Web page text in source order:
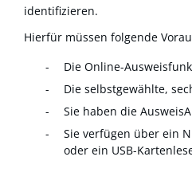
identifizieren.
Hierfür müssen folgende
Die Online-
Die selbstgewählte,
Sie haben die
Sie verfügen über ein
oder ein USB-